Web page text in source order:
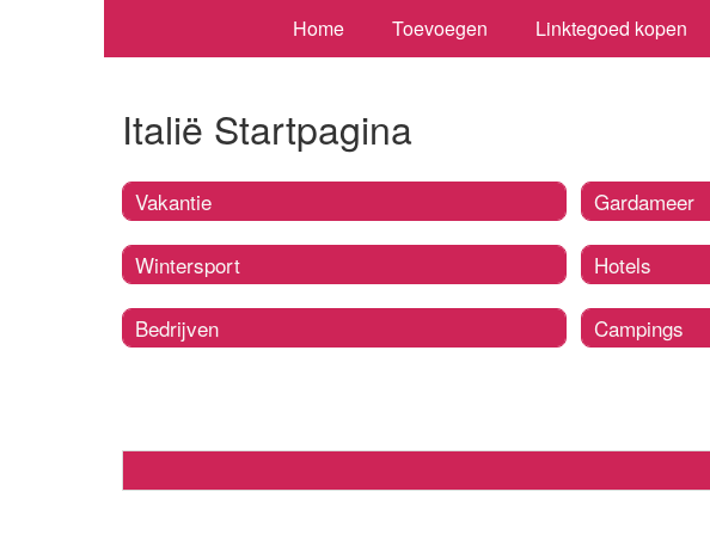
Home Toevoegen Linktegoed kopen
Italië Startpagina
Vakantie
Wintersport
Bedrijven
Gardameer
Hotels
Campings